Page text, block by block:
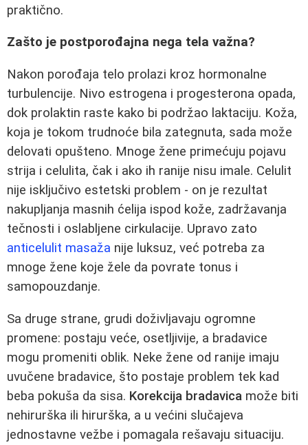
praktično.
Zašto je postporođajna nega tela važna?
Nakon porođaja telo prolazi kroz hormonalne
turbulencije. Nivo estrogena i progesterona opada,
dok prolaktin raste kako bi podržao laktaciju. Koža,
koja je tokom trudnoće bila zategnuta, sada može
delovati opušteno. Mnoge žene primećuju pojavu
strija i celulita, čak i ako ih ranije nisu imale. Celulit
nije isključivo estetski problem - on je rezultat
nakupljanja masnih ćelija ispod kože, zadržavanja
tečnosti i oslabljene cirkulacije. Upravo zato
anticelulit masaža nije luksuz, već potreba za
mnoge žene koje žele da povrate tonus i
samopouzdanje.
Sa druge strane, grudi doživljavaju ogromne
promene: postaju veće, osetljivije, a bradavice
mogu promeniti oblik. Neke žene od ranije imaju
uvučene bradavice, što postaje problem tek kad
beba pokuša da sisa. Korekcija bradavica može biti
nehirurška ili hirurška, a u većini slučajeva
jednostavne vežbe i pomagala rešavaju situaciju.